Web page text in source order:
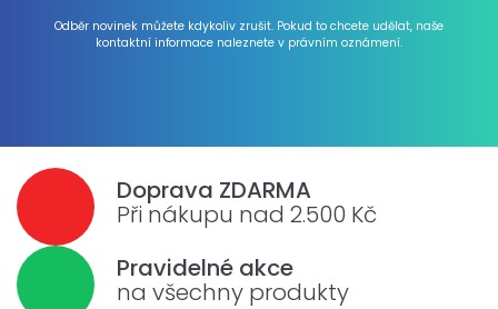
Odběr novinek můžete kdykoliv zrušit. Pokud to chcete udělat, naše
kontaktní informace naleznete v právním oznámení.
Doprava ZDARMA
Při nákupu nad 2.500 Kč
Pravidelné akce
na všechny produkty